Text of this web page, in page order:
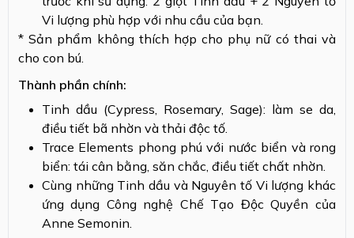
Vi lượng phù hợp với nhu cầu của bạn.
* Sản phẩm không thích hợp cho phụ nữ có thai và
cho con bú.
Thành phần chính:
Tinh dầu (Cypress, Rosemary, Sage): làm se da,
điều tiết bã nhờn và thải độc tố.
Trace Elements phong phú với nước biển và rong
biển: tái cân bằng, săn chắc, điều tiết chất nhờn.
Cùng những Tinh dầu và Nguyên tố Vi lượng khác
ứng dụng Công nghệ Chế Tạo Độc Quyền của
Anne Semonin.